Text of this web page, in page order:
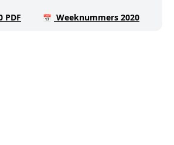
PDF 📅 Weeknummers 2020